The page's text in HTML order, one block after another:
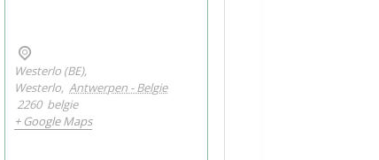
Westerlo (BE),
Westerlo, Antwerpen - Belgie
2260 belgie
+ Google Maps